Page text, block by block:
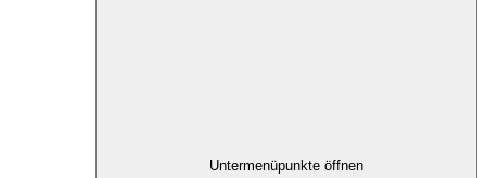
Untermenüpunkte öffnen